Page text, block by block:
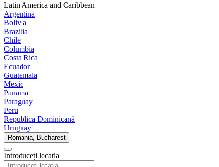
Latin America and Caribbean
Argentina
Bolivia
Brazilia
Chile
Columbia
Costa Rica
Ecuador
Guatemala
Mexic
Panama
Paraguay
Peru
Republica Dominicană
Uruguay
Romania, Bucharest
Introduceți locația